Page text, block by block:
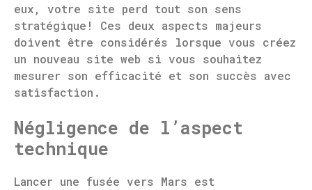
eux, votre site perd tout son sens
stratégique! Ces deux aspects majeurs
doivent être considérés lorsque vous créez
un nouveau site web si vous souhaitez
mesurer son efficacité et son succès avec
satisfaction.
Négligence de l’aspect
technique
Lancer une fusée vers Mars est